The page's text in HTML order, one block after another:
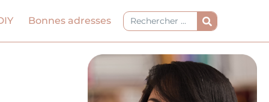
Bonnes adresses Rechercher